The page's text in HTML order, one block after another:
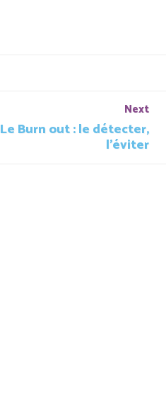
Next
Post
Next
Le Burn out : le détecter,
l’éviter